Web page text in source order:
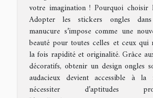
votre imagination ! Pourquoi choisir
Adopter les stickers ongles
manucure s’impose comme une
beauté pour toutes celles et ceux qui
la fois rapidité et originalité. Grâce
décoratifs, obtenir un design ongles
audacieux devient accessible à la
nécessiter d’aptitudes